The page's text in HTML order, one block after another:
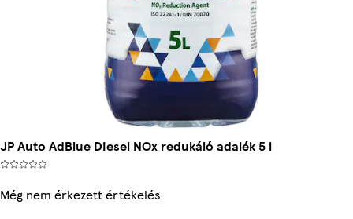
JP Auto AdBlue Diesel NOx redukáló adalék 5 l
Még nem érkezett értékelés